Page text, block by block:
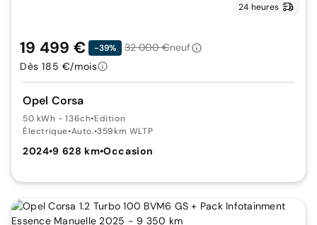
24 heures
Opel Corsa
50 kWh - 136ch•Edition
Électrique•Auto.•359km WLTP
2024•9 628 km•Occasion
19 499 € -39% 32 000 €neuf
Dès 185 €/mois